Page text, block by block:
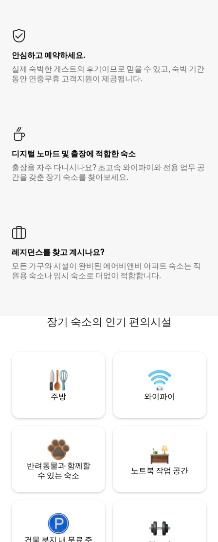
안심하고 예약하세요.
실제 숙박한 게스트의 후기이므로 믿을 수 있고, 숙박 기간
동안 연중무휴 고객지원이 제공됩니다.
디지털 노마드 및 출장에 적합한 숙소
출장을 자주 다니시나요? 초고속 와이파이와 전용 업무 공
간을 갖춘 장기 숙소를 찾아보세요.
레지던스를 찾고 계시나요?
모든 가구와 시설이 완비된 에어비앤비 아파트 숙소는 직
원용 숙소나 임시 숙소로 더없이 적합합니다.
장기 숙소의 인기 편의시설
주방 와이파이
반려동물과 함께할
수 있는 숙소
노트북 작업 공간
건물 부지 내 무료 주